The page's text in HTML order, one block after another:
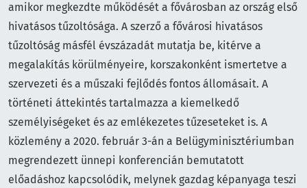
amikor megkezdte működését a fővárosban az ország első
hivatásos tűzoltósága. A szerző a fővárosi hivatásos
tűzoltóság másfél évszázadát mutatja be, kitérve a
megalakítás körülményeire, korszakonként ismertetve a
szervezeti és a műszaki fejlődés fontos állomásait. A
történeti áttekintés tartalmazza a kiemelkedő
személyiségeket és az emlékezetes tűzeseteket is. A
közlemény a 2020. február 3-án a Belügyminisztériumban
megrendezett ünnepi konferencián bemutatott
előadáshoz kapcsolódik, melynek gazdag képanyaga teszi